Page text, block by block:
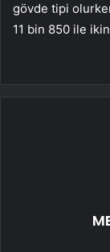
gövde tipi
11 bin 850 ile